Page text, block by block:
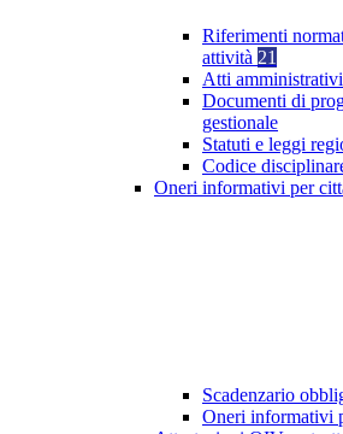
Riferimenti
attività 21
Atti
Documenti di
gestionale
Statuti e leggi
Codice
Oneri informativi per
Scadenzario
Oneri informativi